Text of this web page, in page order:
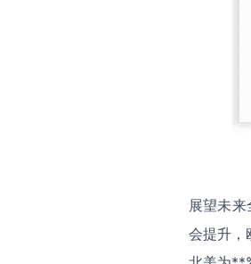
展望未
会提升，